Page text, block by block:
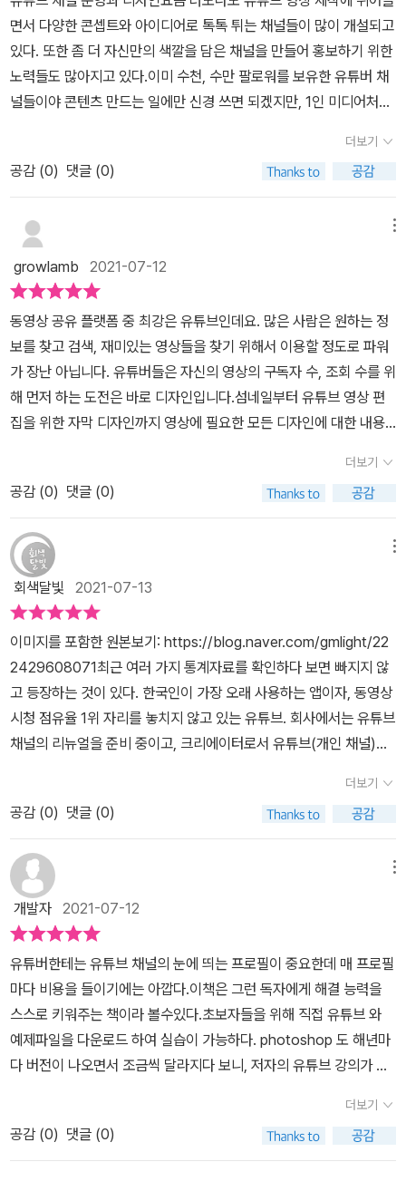
이터, 프리미어 프로등의 유용한 튜토리얼을 소개하는 영상이 많아
서 도움을 받을 수 있지요. 이 책을 보면서 보다 많은 예제가 필요하
면 저자의 채널에서 공부하는 것도 좋은 방법이 될 거 같아요. 그리
고 롤스토리 디자인 연구소의 영상에 댓글로 문의를 남기면 댓글
을 보고 답변을 달아주기도 하므로 궁금한 것은 직접 물어볼 수 있어
요유튜브 채널을 운영할 때 영상만 잘 찍어서 편집하는 것만 잘한다
고 끝난 것이 아니라는 것을 운영하다보면 곧 알 수 있게 되요. 디자
을 위주로 설명하고 있기 때문에 포토샵의 전체 기능 영역을 굳이 전
부 다루지 않는 점이 오히려 좋다고 생각해요. 포토샵 프로그램은 기
능이 상당히 풍부하기 때문에 다 공부하려면 이 책 한 권의 분량으로
는 부족할 수도 있거든요. 혹시 포토샵을 단 한 번도 써보지 않아서 초
보지인 경우에는 첫 번째 챕터의 디자인에 대한 개요를 충분히 이해
하고 넘어가는 게 좋겠어요. 기초가 확실해야 뒷 부분의 응용을 빠르
게 이용할 수 있으니까요출판사로부터 책을 제공받고 솔직하게 쓴 글
면서 다양한 콘셉트와 아이디어로 톡톡 튀는 채널들이 많이 개설되고
있다. 또한 좀 더 자신만의 색깔을 담은 채널을 만들어 홍보하기 위한
노력들도 많아지고 있다.이미 수천, 수만 팔로워를 보유한 유튜버 채
널들이야 콘텐츠 만드는 일에만 신경 쓰면 되겠지만, 1인 미디어처럼
디자인을 어떻게 해야 할지 버거울 수 있다.개인적으로는 [책끌]이라
는 서평 유튜브 채널을 몇 달 전에 개설하고 나서 다른 업무로 바쁘다
보니 본의 아니게 개점휴업 상태에 머물고 있었다. 몇 달 유튜브 채널
을 운영하다 보니 채널 아이덴티티에 맞는 디자인을 어떻게 만들지,
콘텐츠는 어떻게 활성화시킬지 등도 고민이 많았는데 새로운 책을 보
면서 개선점을 찾았다.유튜브라는 빨간 창에 무엇을 그릴 것인가?유
튜브 채널 디자인에 대해 고민하다 최근 보게 된 <유튜브 운영을 위
한 포토샵 디자인>에서 여러 가지 도움을 받고 있다. 유튜브 채널을
시작한 지 얼마 되지 않았거나 이제 막 유튜브 채널을 개설하려는 예
비 크리에이터라면 이 책을 꼭 참고해 보시기 바란다.기존에도 유튜
브 채널 디자인에 대한 여러 책들이 나왔지만, 이 책은 좀 더 풍성하고
멋진 유튜브 채널을 꾸미고 싶은 현역 유튜브 크리에이터들에게도 도
움이 될 것이다. 또한 포토샵을 배워 블로그나 홈페이지에 활용하고
자 하는 인플루언서들도 참고해 보면 좋을 만한 예제들이 많이 담겨
에도 중요하지만 채널 디자인의 역할이 얼마나 크고 중요한지 잘 알
것이다. 이미 입소문이 난 채널이야 별다른 홍보를 할 필요가 없겠지
만, 이제 막 채널을 개설했다면 섬네일 하나라도 어떻게 만들면 좋을
지 수많은 고민을 하고 있을 것이다.포토샵이나 일러스트 등 프로그
램을 잘 다룬다면 모르겠지만 그렇지 않다면 좋은 영상을 만들고도
제대로 알리지 못할 것이다. 그런 점에서 이 책은 포토샵을 이용해 간
단한 색보정부터 합성 등 포토샵의 여러 가지 기능을 활용해 유튜브
채널 운영에 필요한 디자인을 하나씩 배울 수 있다.유튜브 그리고 포
토샵이 책은 수많은 그래픽 디자인 툴로 활용되고 있는 포토샵을 이
유튜브 영상 편집을 위한 자막 디자인 등 유튜브 채널 디자인에 초점
을 맞추고 있어 나처럼 유튜브 시작해 놓고 개점휴업하고 있다면 꼭
참고해 볼 만한 책이다.이 책의 장점은 저자가 설명하는 유튜브 동영
상 강의도 참고할 수 있다는 점이다. 포토샵을 잘 다루지 못한다면 실
습 과정이 그렇게 쉽지 만은 않을 것이다. 특히 포토샵은 초보에게는
먼 산처럼 수많은 기능을 어떻게 다루어야 할지 막막해 보일 것이다.
하지만 반복해서 책을 살펴보고 영상도 참고해 보시기 바란다. 처음
엔 어렵더라도 샘플 파일을 따라 하나씩 직접 만들다 보면 기존에는
전혀 하지 못했던 유튜브 채널 디자인을 자신의 손으로 직접 할 수 있
는 날이 올 것이다. 조급해 하지 말고 시간을 충분히 들여서 연습해 보
시기 바란다.유튜브 채널은 채널마다 다양한 특징을 갖고 있다. 따라
서 자신이 운영하고 있거나 운영할 예정인 유튜브 채널은 어떤 특징
비롯해 프로필 사진, 그리고 영상 콘텐츠를 클릭하게 만드는 섬네일
등 다양한 디자인들이 필요하다. 영상 편집을 할 때도 자막이나 네임
스티커 등 디자인 소스가 들어 있는 영상을 만들 수 있다면 금상첨화
더보기
공감 (0) 댓글 (0)
growlamb 2021-07-12
동영상 공유 플랫폼 중 최강은 유튜브인데요. 많은 사람은 원하는 정
보를 찾고 검색, 재미있는 영상들을 찾기 위해서 이용할 정도로 파워
가 장난 아닙니다. 유튜버들은 자신의 영상의 구독자 수, 조회 수를 위
해 먼저 하는 도전은 바로 디자인입니다.섬네일부터 유튜브 영상 편
집을 위한 자막 디자인까지 영상에 필요한 모든 디자인에 대한 내용
우디 저자는 유튜브에서 롤스토리 디자인연구소(https://www.you
tube.com/rollstory)를 활동하고 있는 크리에이터입니다. 또한 세
계 최대 크리에이티브 행사인 Adobe MAX Insider 한국 대표로도
선정되었습니다. 그만큼 유튜브에서 어떻게 활용하면 좋은 디자인에
대한 내용을 자세히 설명하고 있습니다.섬네일부터, 프로필, 배너 등
유뷰트 영상 편집을 위한 자막 디자인까지 직접 만들어 볼 수 있습니
다. CHAPTER 01에선 디자인을 하기 전에 필수 용어, 다양한 저장
포맷, 디자인에 알아두면 유용한 사이트 모음, 포토샵 설치 등 디자인
하기 전 기본적인 개념, 환경 설정에 대한 내용을 다루고 있습니다.C
HAPTER 02 ~ CHAPTER 06은 디자인을 처음 하시는 분을 위한
동영상 QR 코드 제공, 실습 기본 정보, 결과 미리 보기를 제공해주는
데요. 각 챕터마다 프로필, 배너, 섬네일, 최종 화면 등 실습으로 이루
어져서 있습니다. 중간마다 TIP, 우디노트 등이 알고 있으면 좋은 정
보 들을 담겨 있습니다. 실습 설명마다 순서가 지정되어 있어서 쉽게
정값이 자세하게 적혀 있습니다. 처음에 실습 결과물을 바로 볼 수 있
어서 기대하면서 작업을 할 수 있는 재미도 있습니다. 자주 사용하는
단축키 모음도 있어서 초보자들도 쉽게 따라 할 수 있는 포토샵입니
다.포토샵 디자인 시작하려고 생각 중이면서 고민하고 계신 입문자
분, 유튜브 채널을 운영하고 싶은 예비 크레이터, 유튜브뿐만 아니라
블로그나 SNS 운영하시는 분, 동영상 자막 디자인에 만들기 어려운
분들에게 추천합니다.또한 독자 지원 페이지에서 예제 파일(http://b
it.ly/photo_youtube)까지 다운로드 받을 수 있습니다. 미리 예제
파일을 준비해고 영상 편집 디자인 소스를 만들어 보시길 바랍니다.
아 작성한 서평입니다.
더보기
공감 (0) 댓글 (0)
회색달빛 2021-07-13
이미지를 포함한 원본보기: https://blog.naver.com/gmlight/22
2429608071최근 여러 가지 통계자료를 확인하다 보면 빠지지 않
고 등장하는 것이 있다. 한국인이 가장 오래 사용하는 앱이자, 동영상
시청 점유율 1위 자리를 놓치지 않고 있는 유튜브. 회사에서는 유튜브
채널의 리뉴얼을 준비 중이고, 크리에이터로서 유튜브(개인 채널)에
브를 더 자주 찾는 모습을 보면서 누구에게나 깊숙이 자리하고 있다
는 것을 다시 한번 느끼게 된다.프리랜서 그래픽 디자이너이자, 다양
한 디자인 튜토리얼을 소개하는 유튜브 채널 '롤스토리 디자인 연구
소'의 크리에이터인 우디(서영열) 님의 저서 <유튜브 채널 운영을 위
한 포토샵 디자인>을 만나보았다. 유튜브 채널을 꾸미는 방법부터 영
상 편집에 필요한 디자인 소스까지 모두 다루고 있는 책이다.포토샵
을 활용하여 유튜브를 꾸미거나 영상 편집을 더욱 풍성하게 할 수 있
도록 다양한 정보를 제공하는데, 디자인이나 포토샵에 대한 지식이
없어도 개념을 잡아가면서 익힐 수 있도록 도와준다. 유튜브 프로필,
배너, 섬네일, 자막, 최종 화면 등 각 챕터별로 여러 가지 실습이 이어
지며, 독자 지원 페이지를 통해 이 책에 사용한 예제 파일과 완성 파일
을 다운로드할 수 있다. 본문에 삽입된 QR 코드를 통해 동영상 강의
도 바로 확인 가능하다.< 이 책이 다루는 내용은? >1. 디자인과 포토
샵유튜브에 필요한 디자인과 기본 설정 방법2. 유튜브 채널 설정완성
더보기
공감 (0) 댓글 (0)
개발자 2021-07-12
유튜버한테는 유튜브 채널의 눈에 띄는 프로필이 중요한데 매 프로필
마다 비용을 들이기에는 아깝다.이책은 그런 독자에게 해결 능력을
스스로 키워주는 책이라 볼수있다.초보자들을 위해 직접 유튜브 와
예제파일을 다운로드 하여 실습이 가능하다. photoshop 도 해년마
다 버전이 나오면서 조금씩 달라지다 보니, 저자의 유튜브 강의가 고
데 , 대충 모양이 나오지만 잘해볼려면 좀더 연습이 필요할것 같다.실
습을 하면서 큰 어려움은 없었으나, 제작과정이 재법 정성이 필요하
다는 것을 알게되고, 이밖에도 유튜브 채널 에 도움이되는 디자인들
더보기
공감 (0) 댓글 (0)